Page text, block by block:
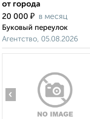
от города
20 000 ₽ в месяц
Буковый переулок
Агентство, 05.08.2026
‹